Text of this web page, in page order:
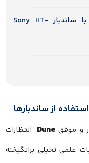
بهبود تجربه سینمایی “Dune 2” با ساندبار Sony HT-
و موفقDune، انتظارات
علمی تخیلی برانگیخته